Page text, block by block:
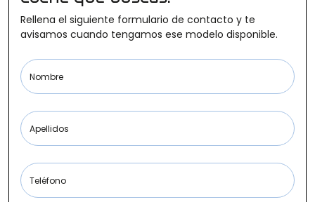
Cuota
Año
Kilómetros
Rellena el siguiente formulario de contacto y te
avisamos cuando tengamos ese modelo disponible.
Nombre
Apellidos
Teléfono